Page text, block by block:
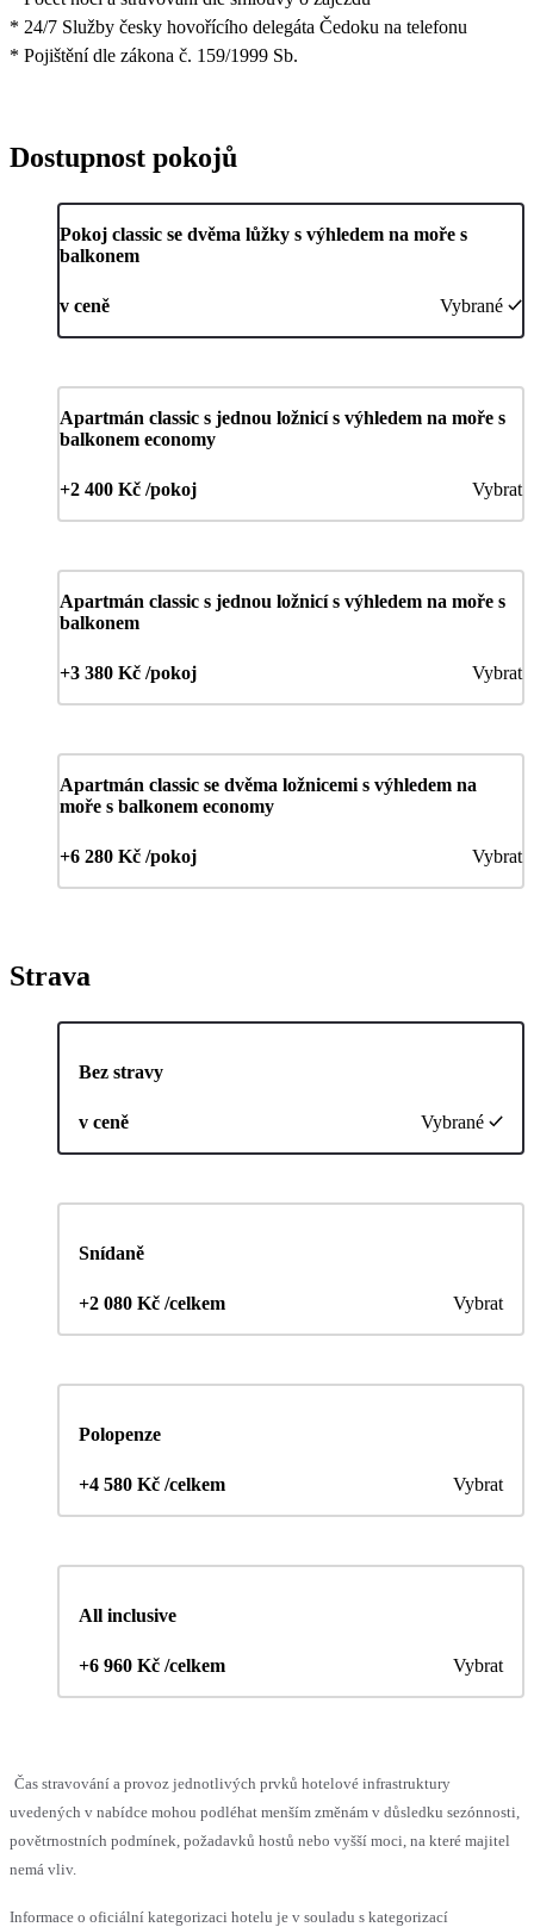
* 24/7 Služby česky hovořícího delegáta Čedoku na telefonu
* Pojištění dle zákona č. 159/1999 Sb.
Dostupnost pokojů
Pokoj classic se dvěma lůžky s výhledem na moře s
balkonem
v ceně Vybrané
Apartmán classic s jednou ložnicí s výhledem na moře s
balkonem economy
+2 400 Kč /pokoj Vybrat
Apartmán classic s jednou ložnicí s výhledem na moře s
balkonem
+3 380 Kč /pokoj Vybrat
Apartmán classic se dvěma ložnicemi s výhledem na
moře s balkonem economy
+6 280 Kč /pokoj Vybrat
Strava
Bez stravy
v ceně Vybrané
Snídaně
+2 080 Kč /celkem Vybrat
Polopenze
+4 580 Kč /celkem Vybrat
All inclusive
+6 960 Kč /celkem Vybrat
Čas stravování a provoz jednotlivých prvků hotelové infrastruktury
uvedených v nabídce mohou podléhat menším změnám v důsledku sezónnosti,
povětrnostních podmínek, požadavků hostů nebo vyšší moci, na které majitel
nemá vliv.
Informace o oficiální kategorizaci hotelu je v souladu s kategorizací